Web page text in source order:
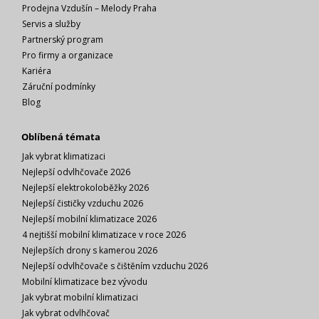
Tento model elektrokoloběžky je vybaven dvojitou elektrickou
brzdou a kotoučovými brzdami. Nabízí
vysokou citlivost a krátkou brzdnou dráhu.
Prodejna Vzdušín – Melody Praha
Servis a služby
Partnerský program
Pro firmy a organizace
Kariéra
Záruční podmínky
Blog
Oblíbená témata
Jak vybrat klimatizaci
Nejlepší odvlhčovače 2026
Nejlepší elektrokoloběžky 2026
Nejlepší čističky vzduchu 2026
Nejlepší mobilní klimatizace 2026
4 nejtišší mobilní klimatizace v roce 2026
Nejlepších drony s kamerou 2026
Nejlepší odvlhčovače s čištěním vzduchu 2026
Mobilní klimatizace bez vývodu
Jak vybrat mobilní klimatizaci
Jak vybrat odvlhčovač